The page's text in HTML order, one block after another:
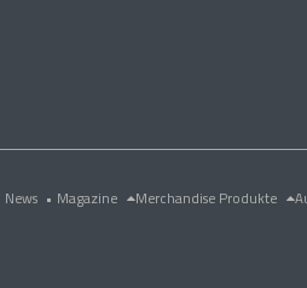
News • Magazine Merchandise Produkte